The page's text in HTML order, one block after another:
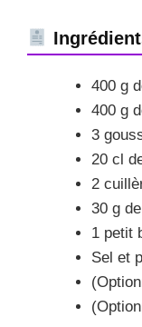
400 g
400 g
3
20 cl
2
30 g
1 petit
Sel et